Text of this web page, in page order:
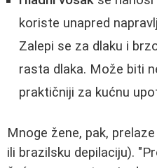
koriste unapred
Zalepi se za dlaku i
rasta dlaka. Može biti
praktičniji za kućnu
Mnoge žene, pak, prelaze
ili brazilsku depilaciju).